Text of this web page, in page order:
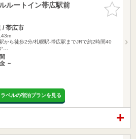
お気に入
りに追加
ルートイン帯広駅前
/ 帯広市
から徒歩2分/札幌駅-帯広駅までJRで約2時間40
…
～
ベルの宿泊プランを見る